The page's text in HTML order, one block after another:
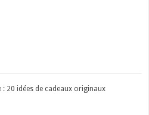
: 20 idées de cadeaux originaux